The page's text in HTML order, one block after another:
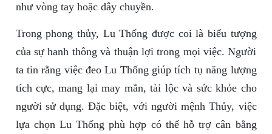
như vòng tay hoặc dây chuyền.
Trong phong thủy, Lu Thống được coi là biểu tượng
của sự hanh thông và thuận lợi trong mọi việc. Người
ta tin rằng việc đeo Lu Thống giúp tích tụ năng lượng
tích cực, mang lại may mắn, tài lộc và sức khỏe cho
người sử dụng. Đặc biệt, với người mệnh Thủy, việc
lựa chọn Lu Thống phù hợp có thể hỗ trợ cân bằng